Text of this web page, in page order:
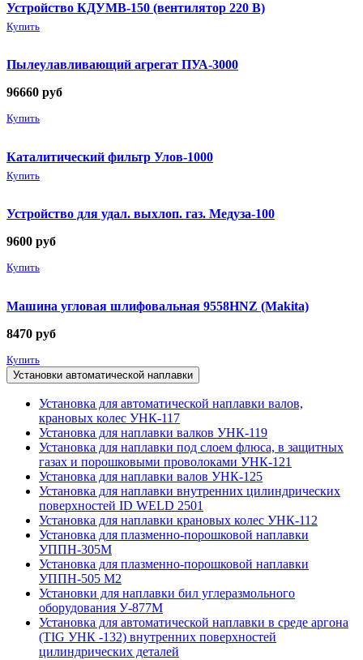
Устройство КДУМВ-150 (вентилятор 220 В)
Купить
Пылеулавливающий агрегат ПУА-3000
96660 руб
Купить
Каталитический фильтр Улов-1000
Купить
Устройство для удал. выхлоп. газ. Медуза-100
9600 руб
Купить
Машина угловая шлифовальная 9558HNZ (Makita)
8470 руб
Купить
Установки автоматической наплавки
Установка для автоматической наплавки валов,
крановых колес УНК-117
Установка для наплавки валков УНК-119
Установка для наплавки под слоем флюса, в защитных
газах и порошковыми проволоками УНК-121
Установка для наплавки валов УНК-125
Установка для наплавки внутренних цилиндрических
поверхностей ID WELD 2501
Установка для наплавки крановых колес УНК-112
Установка для плазменно-порошковой наплавки
УППН-305М
Установка для плазменно-порошковой наплавки
УППН-505 М2
Установки для наплавки бил углеразмольного
оборудования У-877М
Установка для автоматической наплавки в среде аргона
(TIG УНК -132) внутренних поверхностей
цилиндрических деталей